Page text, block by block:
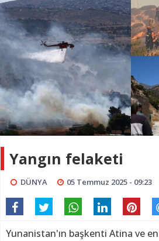
Yangın felaketi
DÜNYA 05 Temmuz 2025 - 09:23
Yunanistan'ın başkenti Atina ve